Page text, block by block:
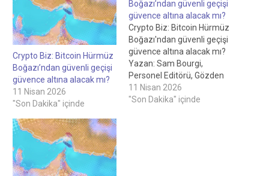
Crypto Biz: Bitcoin Hürmüz
Boğazı’ndan güvenli geçişi
güvence altına alacak mı?
11 Nisan 2026
"Son Dakika" içinde
Boğazı’ndan güvenli geçişi
güvence altına alacak mı?
Crypto Biz: Bitcoin Hürmüz
Boğazı'ndan güvenli geçişi
güvence altına alacak mı?
Yazan: Sam Bourgi,
Personel Editörü, Gözden
geçiren: Robert Lakin,
Personel EditörüCrypto Biz:
11 Nisan 2026
"Son Dakika" içinde